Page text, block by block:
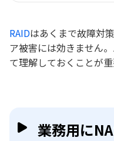
RAIDはあくまで故障対
ア被害には効きません
て理解しておくことが重
業務用に